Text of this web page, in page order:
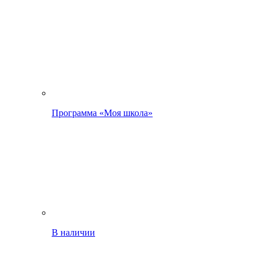
Программа «Моя школа»
В наличии